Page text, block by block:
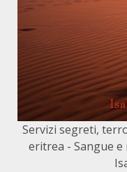
Servizi segreti,
eritrea - Sangue e